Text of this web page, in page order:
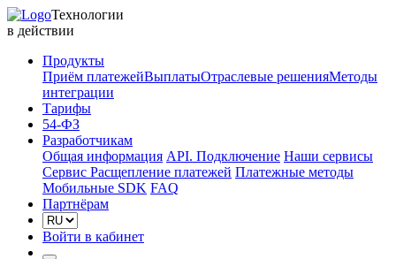
Технологии
в действии
Продукты
Приём платежейВыплатыОтраслевые решенияМетоды
интеграции
Тарифы
54-ФЗ
Разработчикам
Общая информация API. Подключение Наши сервисы
Сервис Расщепление платежей Платежные методы
Мобильные SDK FAQ
Партнёрам
Войти в кабинет